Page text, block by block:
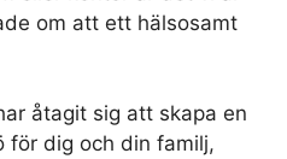
om att ett hälsosamt
åtagit sig att skapa en
för dig och din familj,